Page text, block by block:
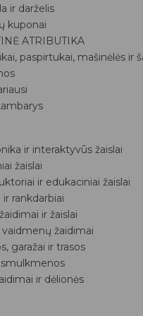
ir darželis
kuponai
ATRIBUTIKA
paspirtukai, mašinėlės ir
ir interaktyvūs žaislai
žaislai
ir edukaciniai žaislai
ir rankdarbiai
ir žaislai
vaidmenų žaidimai
garažai ir trasos
ir dėlionės